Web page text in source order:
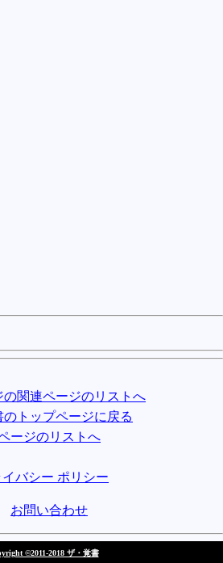
の関連ページのリストへ
のトップページに戻る
ージのリストへ
イバシー ポリシー
お問い合わせ
©2011-2018 ザ・覚書